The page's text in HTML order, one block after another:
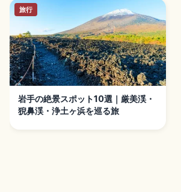
旅行
岩手の絶景スポット10選｜厳美渓・
猊鼻渓・浄土ヶ浜を巡る旅